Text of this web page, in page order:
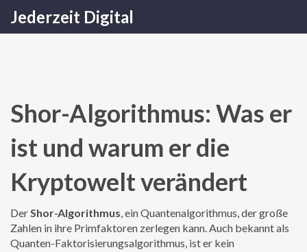
Jederzeit Digital
Shor-Algorithmus: Was er
ist und warum er die
Kryptowelt verändert
DerShor-Algorithmus,ein Quantenalgorithmus, der große
Zahlen in ihre Primfaktoren zerlegen kann. Auch bekannt als
Quanten-Faktorisierungsalgorithmus, ist er kein